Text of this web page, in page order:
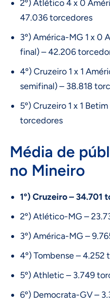
2º) Atlético 4 x 0
47.036 torcedores
3º) América-MG 1 x 0
final) – 42.206
4º) Cruzeiro 1 x 1
semifinal) – 38.818
5º) Cruzeiro 1 x 1
torcedores
Média de
no Mineiro
1º) Cruzeiro – 34.701
2º) Atlético-MG –
3º) América-MG –
4º) Tombense – 4.252
5º) Athletic – 3.749
6º) Democrata-GV –